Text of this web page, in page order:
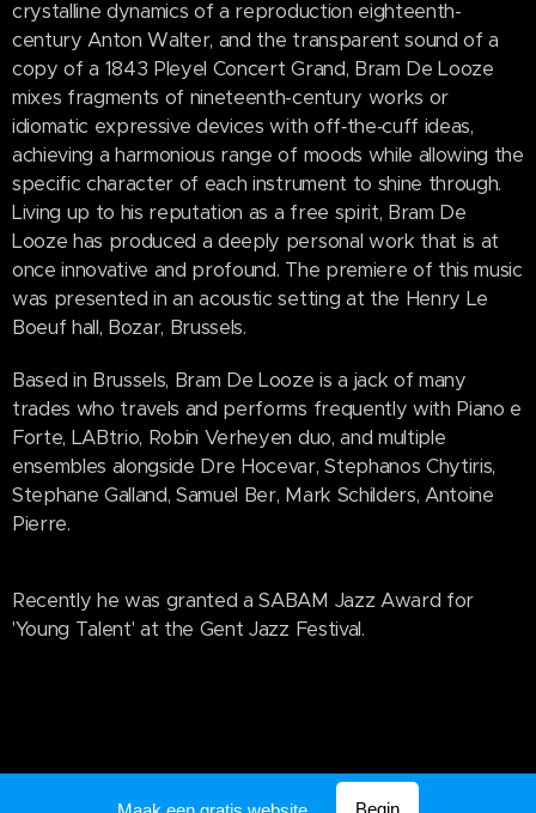
crystalline dynamics of a reproduction eighteenth-
century Anton Walter, and the transparent sound of a
copy of a 1843 Pleyel Concert Grand, Bram De Looze
mixes fragments of nineteenth-century works or
idiomatic expressive devices with off‑the‑cuff ideas,
achieving a harmonious range of moods while allowing the
specific character of each instrument to shine through.
Living up to his reputation as a free spirit, Bram De
Looze has produced a deeply personal work that is at
once innovative and profound. The premiere of this music
was presented in an acoustic setting at the Henry Le
Boeuf hall, Bozar, Brussels.
Based in Brussels, Bram De Looze is a jack of many
trades who travels and performs frequently with Piano e
Forte, LABtrio, Robin Verheyen duo, and multiple
ensembles alongside Dre Hocevar, Stephanos Chytiris,
Stephane Galland, Samuel Ber, Mark Schilders, Antoine
Pierre.
Recently he was granted a SABAM Jazz Award for
'Young Talent' at the Gent Jazz Festival.
Begin